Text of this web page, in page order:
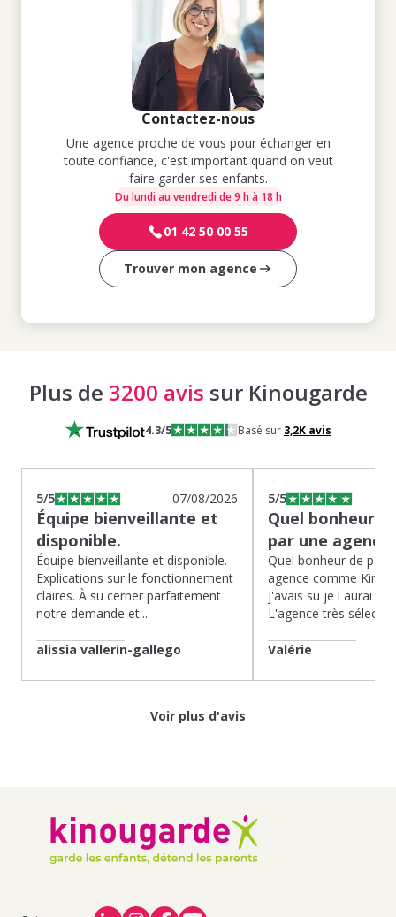
Contactez-nous
Une agence proche de vous pour échanger en
toute confiance, c'est important quand on veut
faire garder ses enfants.
Du lundi au vendredi de 9 h à 18 h
01 42 50 00 55
Trouver mon agence
Plus de 3200 avis sur Kinougarde
4.3/5 Basé sur 3,2Kavis
5/5 07/08/2026
Équipe bienveillante et
disponible.
Équipe bienveillante et disponible.
Explications sur le fonctionnement
claires. À su cerner parfaitement
notre demande et...
alissia vallerin-gallego
5/5
Quel bonheur
par une
Quel bonheur de
agence comme
j'avais su je l aurai
L'agence très
Valérie
Voir plus d'avis